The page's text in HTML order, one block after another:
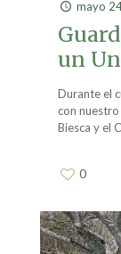
mayo
un
Durante el
con nuestro
Biesca y el
0